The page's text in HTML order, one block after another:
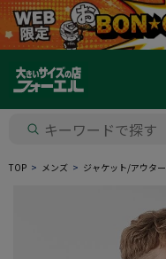
TOP メンズ ジャケット/アウター